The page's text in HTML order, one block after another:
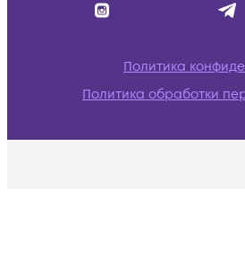
Политика
Политика обработки